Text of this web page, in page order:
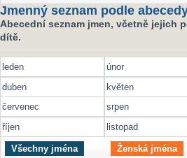
Jmenný seznam podle
Abecední seznam jmen, včetně jejich
dítě.
leden únor
duben
květen
červenec
srpen
říjen
listopad
Všechny jména Ženská jména